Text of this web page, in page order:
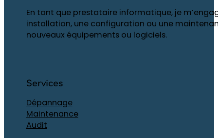
En tant que prestataire informatique, je
installation, une configuration ou une
nouveaux équipements ou logiciels.
Services
Dépannage
Maintenance
Audit